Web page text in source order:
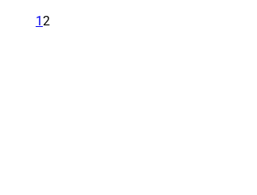
1 2